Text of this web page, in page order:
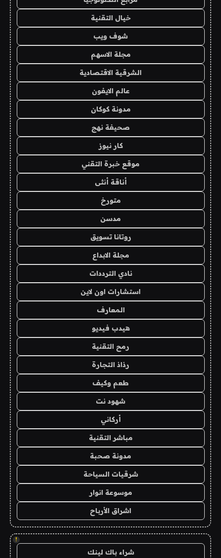
خيال التقنية
شوف ويب
مجلة الاسهم
الشرقية الاقتصادية
عالم الايفون
مدونة كوكان
صحيفة نهج
كار نيوز
موقع خبرة التقني
أناقة أنثى
متورخ
مدسن
روتانا تسويق
مجلة الابداع
نادي الترددات
استشارات اون لاين
المعارف
هيدب فيديو
رمح التقنية
رذاذ التجارة
طعم وكيف
شهود نت
أركاني
مباشر التقنية
مدونة صحبة
شرقيات السياحة
موسوعة انوار
اشراق الأرباح
!
شراء باك لينك